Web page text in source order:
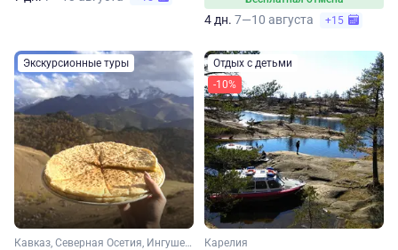
4 дн. 7—10 августа +15
Экскурсионные туры
Кавказ, Северная Осетия, Ингушетия
Отдых с детьми
-10%
Карелия